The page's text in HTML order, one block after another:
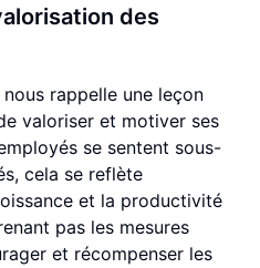
des
rappelle une leçon
valoriser et motiver ses
se sentent sous-
cela se reflète
et la productivité
pas les mesures
et récompenser les